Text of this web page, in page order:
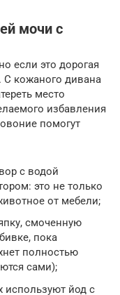
мочи с
если это дорогая
С кожаного дивана
место
избавления
помогут
с водой
это не только
от мебели;
смоченную
пока
полностью
сами);
используют йод с